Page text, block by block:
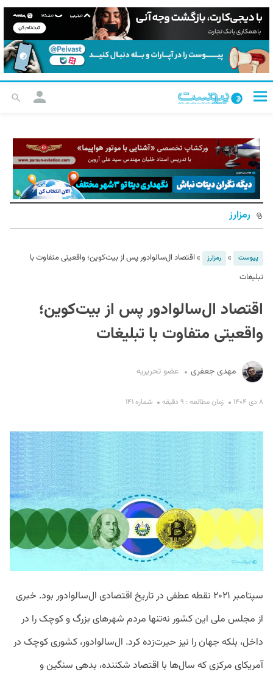
رمزارز
پیوست » رمزارز » اقتصاد ال‌سالوادور پس از بیت‌کوین؛ واقعیتی متفاوت با
تبلیغات
اقتصاد ال‌سالوادور پس از بیت‌کوین؛
واقعیتی متفاوت با تبلیغات
مهدی جعفری عضو تحریریه
۸ دی ۱۴۰۴ زمان مطالعه : ۹ دقیقه شماره ۱۴۱
سپتامبر ۲۰۲۱ نقطه عطفی در تاریخ اقتصادی ال‌سالوادور بود. خبری
از مجلس ملی این کشور نه‌تنها مردم شهر‌های بزرگ و کوچک را در
داخل، بلکه جهان را نیز حیرت‌زده کرد. ال‌سالوادور، کشوری کوچک در
آمریکای مرکزی که سال‌ها با اقتصاد شکننده، بدهی سنگین و